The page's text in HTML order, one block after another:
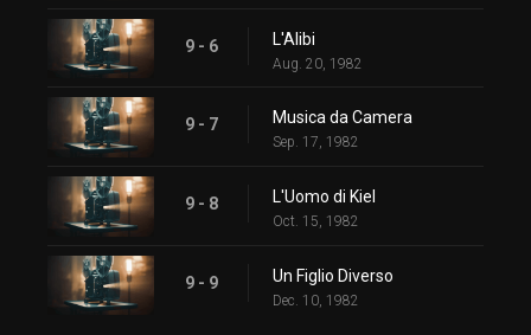
9 - 6 L'Alibi
Aug. 20, 1982
9 - 7 Musica da Camera
Sep. 17, 1982
9 - 8 L'Uomo di Kiel
Oct. 15, 1982
9 - 9 Un Figlio Diverso
Dec. 10, 1982